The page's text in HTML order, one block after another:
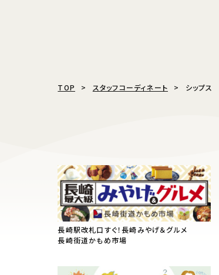
TOP スタッフコーディネート シップス
長崎駅改札口すぐ！長崎みやげ＆グルメ
長崎街道かもめ市場